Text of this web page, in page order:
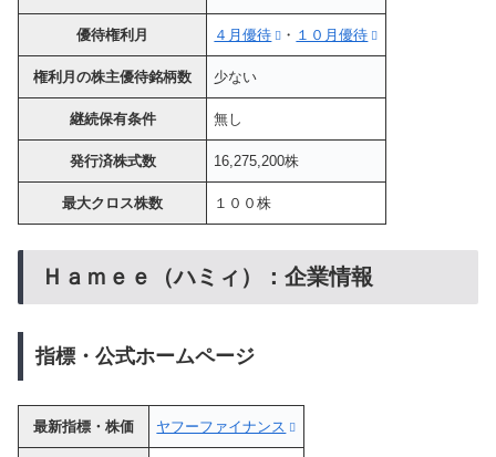
優待権利月 ４月優待 ・ １０月優待
権利月の株主優待銘柄数 少ない
継続保有条件 無し
発行済株式数 16,275,200株
最大クロス株数 １００株
Ｈａｍｅｅ（ハミィ）：企業情報
指標・公式ホームページ
最新指標・株価 ヤフーファイナンス